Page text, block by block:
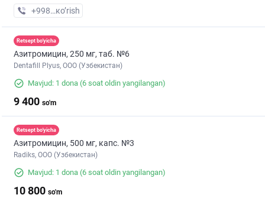
+998 (95) XXX-XX-XX
кo’rish
Retsept bo'yicha
Азитромицин, 250 мг, таб. №6
Dentafill Plyus, ООО (Узбекистан)
Mavjud: 1 dona (6 soat oldin yangilangan)
9 400 so'm
Retsept bo'yicha
Азитромицин, 500 мг, капс. №3
Radiks, ООО (Узбекистан)
Mavjud: 1 dona (6 soat oldin yangilangan)
10 800 so'm